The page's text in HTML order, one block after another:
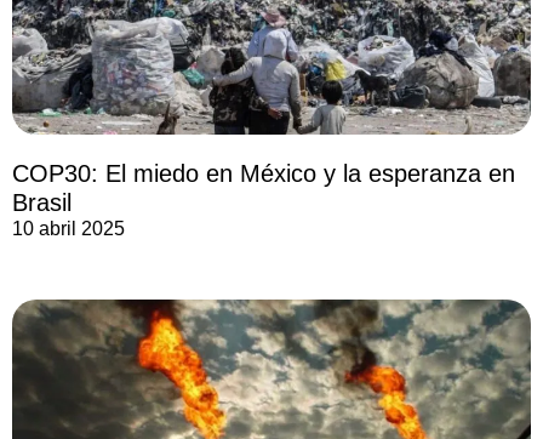
COP30: El miedo en México y la esperanza en
Brasil
10 abril 2025